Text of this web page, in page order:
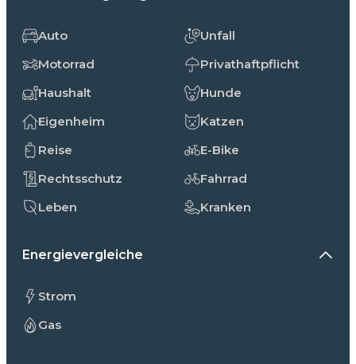
Auto
Motorrad
Haushalt
Eigenheim
Reise
Rechtsschutz
Leben
Unfall
Privathaftpflicht
Hunde
Katzen
E-Bike
Fahrrad
Kranken
Energievergleiche
Strom
Gas